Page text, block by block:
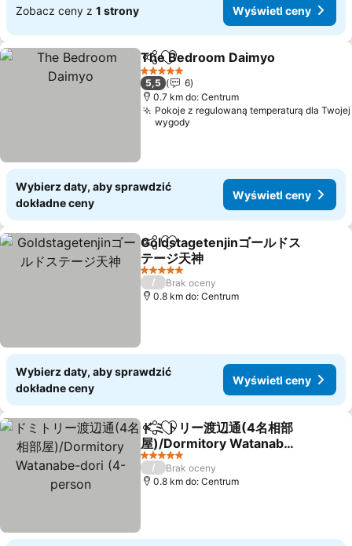
Zobacz ceny z 1 strony Wyświetl ceny
Udostępnij
Dodaj do ulubionych
The Bedroom Daimyo
5 Kategoria
5,5
6
0.7 km do: Centrum
Pokoje z regulowaną temperaturą dla Twojej
wygody
Wybierz daty, aby sprawdzić
dokładne ceny
Wyświetl ceny
Udostępnij
Dodaj do ulubionych
Goldstagetenjinゴールドス
テージ天神
Wyświetl ceny
5 Kategoria
/
Brak oceny
0.8 km do: Centrum
Wybierz daty, aby sprawdzić
dokładne ceny
Wyświetl ceny
UdostępnijDodaj do ulubionych
ドミトリー渡辺通(4名相部
屋)/Dormitory Watanabe-
dori (4-person
Wyświetl ceny
5 Kategoria
/
Brak oceny
0.8 km do: Centrum